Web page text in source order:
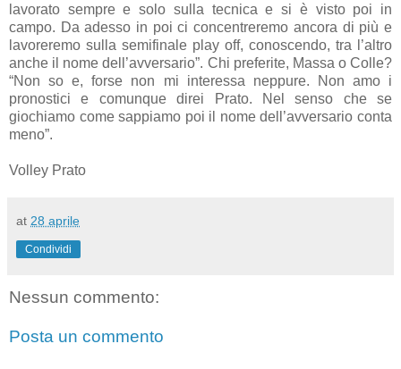
lavorato sempre e solo sulla tecnica e si è visto poi in
campo. Da adesso in poi ci concentreremo ancora di più e
lavoreremo sulla semifinale play off, conoscendo, tra l’altro
anche il nome dell’avversario”. Chi preferite, Massa o Colle?
“Non so e, forse non mi interessa neppure. Non amo i
pronostici e comunque direi Prato. Nel senso che se
giochiamo come sappiamo poi il nome dell’avversario conta
meno”.
Volley Prato
at 28 aprile
Condividi
Nessun commento:
Posta un commento